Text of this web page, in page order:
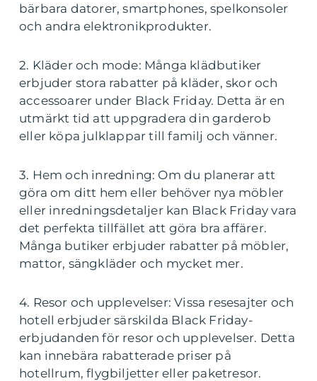
bärbara datorer, smartphones, spelkonsoler
och andra elektronikprodukter.
2. Kläder och mode: Många klädbutiker
erbjuder stora rabatter på kläder, skor och
accessoarer under Black Friday. Detta är en
utmärkt tid att uppgradera din garderob
eller köpa julklappar till familj och vänner.
3. Hem och inredning: Om du planerar att
göra om ditt hem eller behöver nya möbler
eller inredningsdetaljer kan Black Friday vara
det perfekta tillfället att göra bra affärer.
Många butiker erbjuder rabatter på möbler,
mattor, sängkläder och mycket mer.
4. Resor och upplevelser: Vissa resesajter och
hotell erbjuder särskilda Black Friday-
erbjudanden för resor och upplevelser. Detta
kan innebära rabatterade priser på
hotellrum, flygbiljetter eller paketresor.